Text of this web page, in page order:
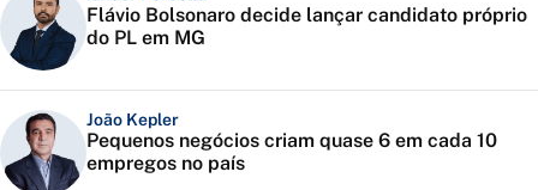
Flávio Bolsonaro decide lançar candidato próprio
do PL em MG
João Kepler
Pequenos negócios criam quase 6 em cada 10
empregos no país